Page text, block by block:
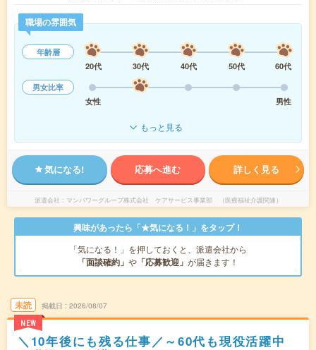
職場の雰囲気
年齢層
20代
30代 40代 50代
60代
男女比率
女性
男性
もっと見る
気になる! 応募へ進む 詳しく見る
派遣会社 マンパワーグループ株式会社 ケアサービス事業部 （医療福祉介護関連）
興味があったら「★気になる！」をタップ！
「気になる！」を押しておくと、派遣会社から
「面談確約」 や 「応募歓迎」 が届きます！
未読
NEW
掲載日 2026/08/07
＼10年後にも残る仕事／～60代も現役活躍中